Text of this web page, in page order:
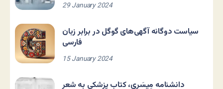
29 January 2024
سیاست دوگانه آگهی‌های گوگل در برابر زبان
فارسی
15 January 2024
دانشنامه مِیسَری، کتاب پزشکی به شعر